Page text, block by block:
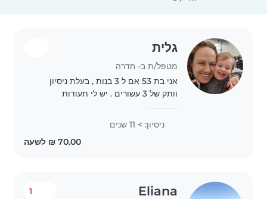
גלית
מטפל/ת ב- חדרה
אני בת 53 אם ל 3 בנות , בעלת ניסיון
וותק של 3 עשורים . יש לי תעודות
אני אוהבת מאוד לטפל בתינוקות
ניסיון: > 11 שנים
Eliana
1